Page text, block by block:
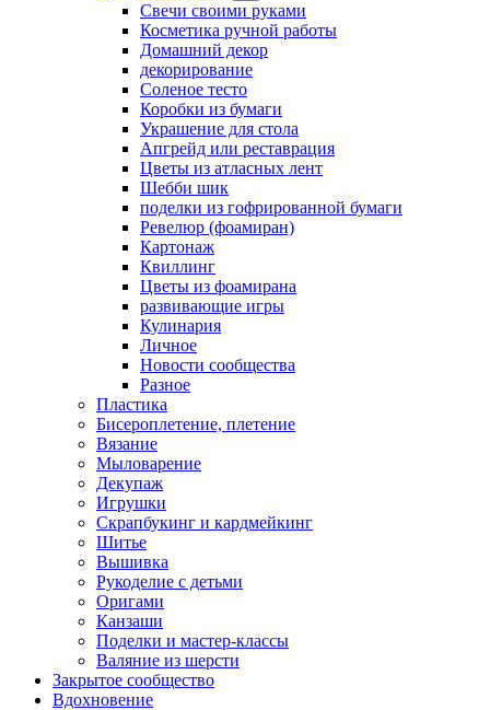
Свечи своими руками
Косметика ручной работы
Домашний декор
декорирование
Соленое тесто
Коробки из бумаги
Украшение для стола
Апгрейд или реставрация
Цветы из атласных лент
Шебби шик
поделки из гофрированной бумаги
Ревелюр (фоамиран)
Картонаж
Квиллинг
Цветы из фоамирана
развивающие игры
Кулинария
Личное
Новости сообщества
Разное
Пластика
Бисероплетение, плетение
Вязание
Мыловарение
Декупаж
Игрушки
Скрапбукинг и кардмейкинг
Шитье
Вышивка
Рукоделие с детьми
Оригами
Канзаши
Поделки и мастер-классы
Валяние из шерсти
Закрытое сообщество
Вдохновение